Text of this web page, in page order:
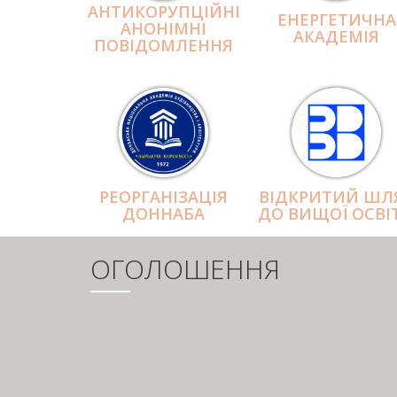
АНТИКОРУПЦІЙНІ
АНОНІМНІ
ПОВІДОМЛЕННЯ
ЕНЕРГЕТИЧНА
АКАДЕМІЯ
РЕОРГАНІЗАЦІЯ
ДОННАБА
ВІДКРИТИЙ
ДО ВИЩОЇ
ОГОЛОШЕННЯ